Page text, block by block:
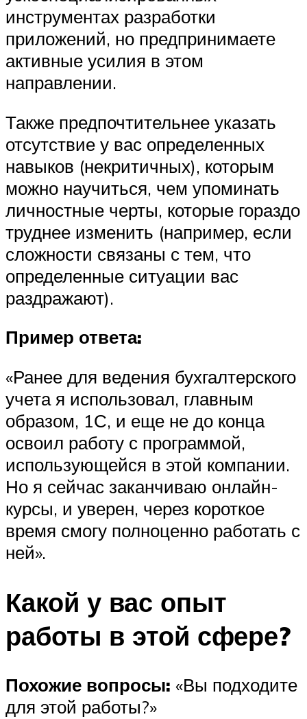
инструментах разработки
приложений, но предпринимаете
активные усилия в этом
направлении.
Также предпочтительнее указать
отсутствие у вас определенных
навыков (некритичных), которым
можно научиться, чем упоминать
личностные черты, которые гораздо
труднее изменить (например, если
сложности связаны с тем, что
определенные ситуации вас
раздражают).
Пример ответа:
«Ранее для ведения бухгалтерского
учета я использовал, главным
образом, 1С, и еще не до конца
освоил работу с программой,
использующейся в этой компании.
Но я сейчас заканчиваю онлайн-
курсы, и уверен, через короткое
время смогу полноценно работать с
ней».
Какой у вас опыт
работы в этой сфере?
Похожие вопросы: «Вы подходите
для этой работы?»